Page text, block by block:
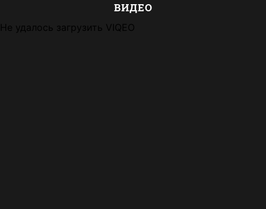
ВИДЕО
Не удалось загрузить VIQEO